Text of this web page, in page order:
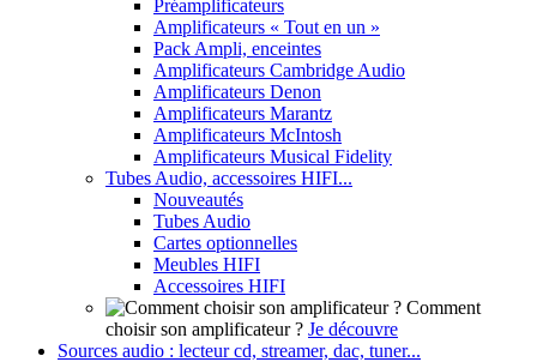
Préamplificateurs
Amplificateurs « Tout en un »
Pack Ampli, enceintes
Amplificateurs Cambridge Audio
Amplificateurs Denon
Amplificateurs Marantz
Amplificateurs McIntosh
Amplificateurs Musical Fidelity
Tubes Audio, accessoires HIFI...
Nouveautés
Tubes Audio
Cartes optionnelles
Meubles HIFI
Accessoires HIFI
Comment
choisir son amplificateur ? Je découvre
Sources audio : lecteur cd, streamer, dac, tuner...